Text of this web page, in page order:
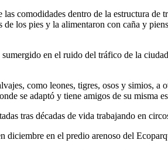
comodidades dentro de la estructura de
los pies y la alimentaron con caña y
en el ruido del tráfico de la
como leones, tigres, osos y simios,
se adaptó y tiene amigos de su misma
tras décadas de vida trabajando en
en el predio arenoso del